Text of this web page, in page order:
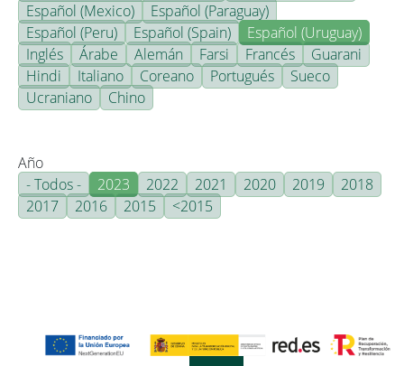
Español (Mexico)
Español (Paraguay)
Español (Peru)
Español (Spain)
Español (Uruguay)
Inglés
Árabe Alemán Farsi Francés
Guarani
Hindi
Italiano Coreano Portugués
Sueco
Ucraniano
Chino
Año
- Todos -
2023 2022 2021 2020 2019
2018
2017
2016 2015 <2015